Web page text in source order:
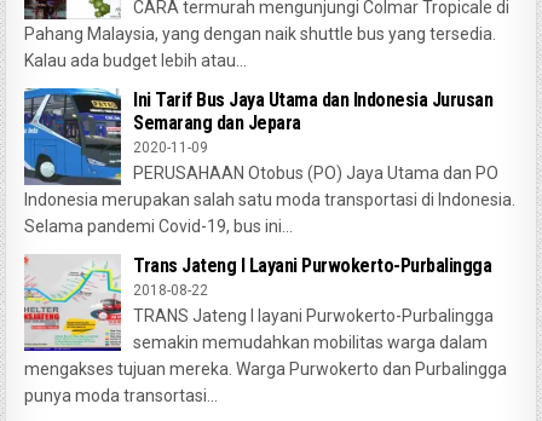
CARA termurah mengunjungi Colmar Tropicale di
Pahang Malaysia, yang dengan naik shuttle bus yang tersedia.
Kalau ada budget lebih atau...
Ini Tarif Bus Jaya Utama dan Indonesia Jurusan
Semarang dan Jepara
2020-11-09
PERUSAHAAN Otobus (PO) Jaya Utama dan PO
Indonesia merupakan salah satu moda transportasi di Indonesia.
Selama pandemi Covid-19, bus ini...
Trans Jateng I Layani Purwokerto-Purbalingga
2018-08-22
TRANS Jateng I layani Purwokerto-Purbalingga
semakin memudahkan mobilitas warga dalam
mengakses tujuan mereka. Warga Purwokerto dan Purbalingga
punya moda transortasi...